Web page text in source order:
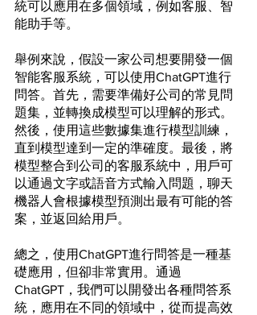
統可以應用在多個領域，例如客服、智
能助手等。
舉例來說，假設一家公司想要開發一個
智能客服系統，可以使用ChatGPT進行
問答。首先，需要準備好公司的常見問
題集，並轉換成模型可以理解的形式。
然後，使用這些數據集進行模型訓練，
直到模型達到一定的準確度。最後，將
模型整合到公司的客服系統中，用戶可
以通過文字或語音方式輸入問題，聊天
機器人會根據模型預測出最有可能的答
案，並返回給用戶。
總之，使用ChatGPT進行問答是一種基
礎應用，但卻非常實用。通過
ChatGPT，我們可以開發出各種問答系
統，應用在不同的領域中，從而提高效